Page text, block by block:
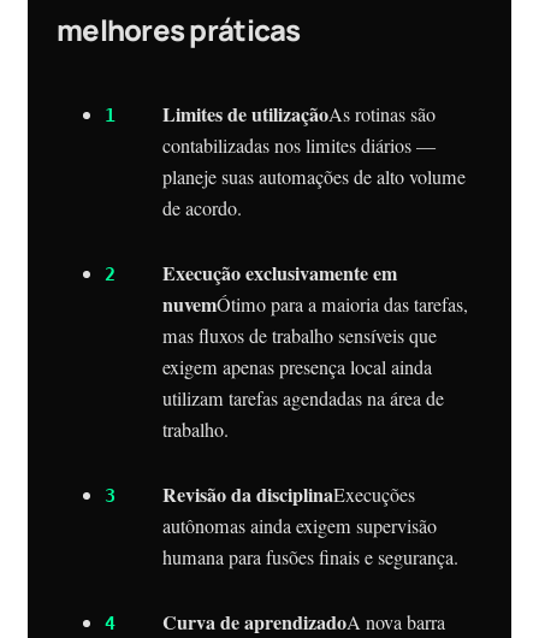
melhores práticas
Limites de utilizaçãoAs rotinas são
contabilizadas nos limites diários —
planeje suas automações de alto volume
de acordo.
Execução exclusivamente em
nuvemÓtimo para a maioria das tarefas,
mas fluxos de trabalho sensíveis que
exigem apenas presença local ainda
utilizam tarefas agendadas na área de
trabalho.
Revisão da disciplinaExecuções
autônomas ainda exigem supervisão
humana para fusões finais e segurança.
Curva de aprendizadoA nova barra